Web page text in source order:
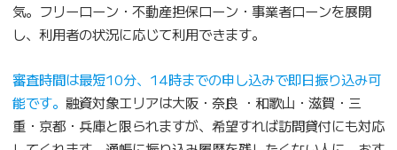
気。フリーローン・不動産担保ローン・事業者ローンを展開
し、利用者の状況に応じて利用できます。
審査時間は最短10分、14時までの申し込みで即日振り込み可
能です。 融資対象エリアは大阪・奈良 ・和歌山・滋賀・三
重・京都・兵庫と限られますが、希望すれば訪問貸付にも対応